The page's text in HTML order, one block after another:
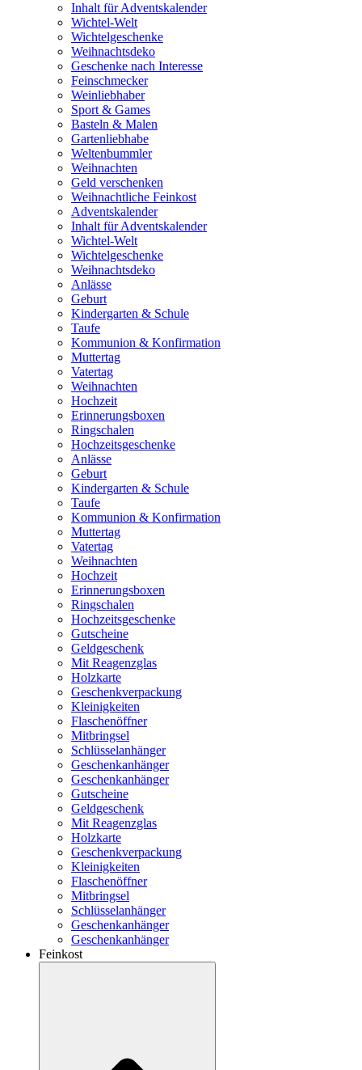
Inhalt für Adventskalender
Wichtel-Welt
Wichtelgeschenke
Weihnachtsdeko
Geschenke nach Interesse
Feinschmecker
Weinliebhaber
Sport & Games
Basteln & Malen
Gartenliebhabe
Weltenbummler
Weihnachten
Geld verschenken
Weihnachtliche Feinkost
Adventskalender
Inhalt für Adventskalender
Wichtel-Welt
Wichtelgeschenke
Weihnachtsdeko
Anlässe
Geburt
Kindergarten & Schule
Taufe
Kommunion & Konfirmation
Muttertag
Vatertag
Weihnachten
Hochzeit
Erinnerungsboxen
Ringschalen
Hochzeitsgeschenke
Anlässe
Geburt
Kindergarten & Schule
Taufe
Kommunion & Konfirmation
Muttertag
Vatertag
Weihnachten
Hochzeit
Erinnerungsboxen
Ringschalen
Hochzeitsgeschenke
Gutscheine
Geldgeschenk
Mit Reagenzglas
Holzkarte
Geschenkverpackung
Kleinigkeiten
Flaschenöffner
Mitbringsel
Schlüsselanhänger
Geschenkanhänger
Geschenkanhänger
Gutscheine
Geldgeschenk
Mit Reagenzglas
Holzkarte
Geschenkverpackung
Kleinigkeiten
Flaschenöffner
Mitbringsel
Schlüsselanhänger
Geschenkanhänger
Geschenkanhänger
Feinkost